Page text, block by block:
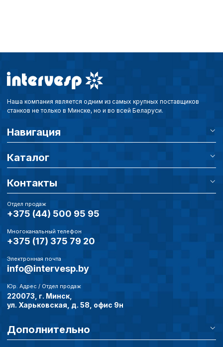
Наша компания является одним из самых крупных поставщиков
станков не только в Минске, но и во всей Беларуси.
Навигация
Каталог
Контакты
Отдел продаж
+375 (44) 500 95 95
Многоканальный телефон
+375 (17) 375 79 20
Электронная почта
info@intervesp.by
Юр. Адрес / Отдел продаж
220073, г. Минск,
ул. Харьковская, д. 58, офис 9н
Дополнительно